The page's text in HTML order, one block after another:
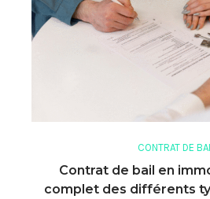
CONTRAT DE
Contrat de bail en
complet des différents